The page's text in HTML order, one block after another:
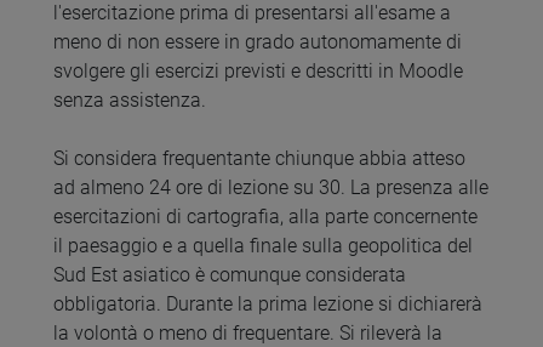
l'esercitazione prima di presentarsi all'esame a
meno di non essere in grado autonomamente di
svolgere gli esercizi previsti e descritti in Moodle
senza assistenza.
Si considera frequentante chiunque abbia atteso
ad almeno 24 ore di lezione su 30. La presenza alle
esercitazioni di cartografia, alla parte concernente
il paesaggio e a quella finale sulla geopolitica del
Sud Est asiatico è comunque considerata
obbligatoria. Durante la prima lezione si dichiarerà
la volontà o meno di frequentare. Si rileverà la